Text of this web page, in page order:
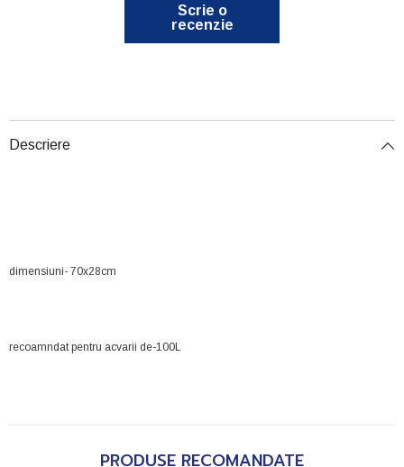
Scrie o
recenzie
Descriere
dimensiuni- 70x28cm
recoamndat pentru acvarii de-100L
PRODUSE RECOMANDATE